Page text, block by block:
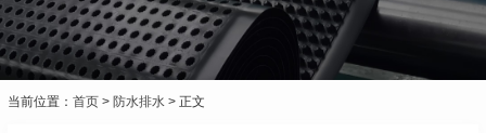
当前位置： 首页 > 防水排水 > 正文